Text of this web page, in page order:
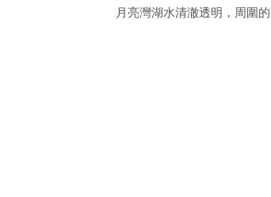
月亮灣湖水清澈透明，周圍